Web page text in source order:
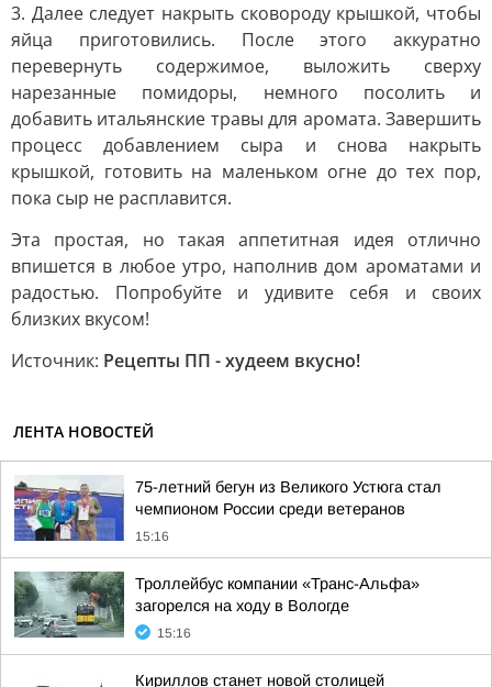
3. Далее следует накрыть сковороду крышкой, чтобы
яйца приготовились. После этого аккуратно
перевернуть содержимое, выложить сверху
нарезанные помидоры, немного посолить и
добавить итальянские травы для аромата. Завершить
процесс добавлением сыра и снова накрыть
крышкой, готовить на маленьком огне до тех пор,
пока сыр не расплавится.
Эта простая, но такая аппетитная идея отлично
впишется в любое утро, наполнив дом ароматами и
радостью. Попробуйте и удивите себя и своих
близких вкусом!
Источник: Рецепты ПП - худеем вкусно!
ЛЕНТА НОВОСТЕЙ
75-летний бегун из Великого Устюга стал
чемпионом России среди ветеранов
15:16
Троллейбус компании «Транс-Альфа»
загорелся на ходу в Вологде
15:16
Кириллов станет новой столицей